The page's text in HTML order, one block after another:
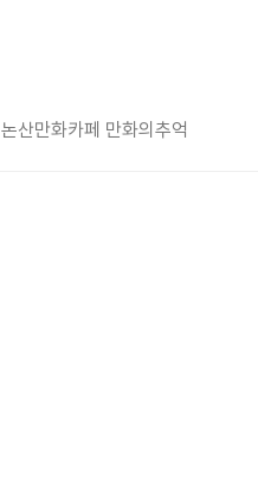
논산만화카페 만화의추억